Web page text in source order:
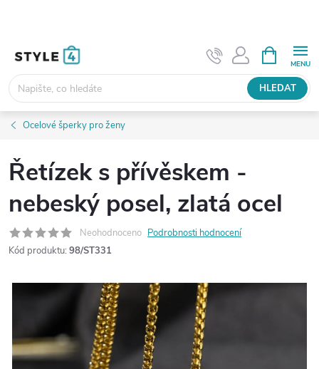
HLEDAT
NÁKUPNÍ
KOŠÍK
Ocelové šperky pro ženy
Řetízek s přívěskem -
nebeský posel, zlatá ocel
Neohodnoceno Podrobnosti hodnocení
Kód produktu: 98/ST331